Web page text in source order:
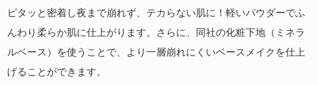
ピタッと密着し夜まで崩れず、テカらない肌に！軽いパウダーでふ
んわり柔らか肌に仕上がります。さらに、同社の化粧下地（ミネラ
ルベース）を使うことで、より一層崩れにくいベースメイクを仕上
げることができます。